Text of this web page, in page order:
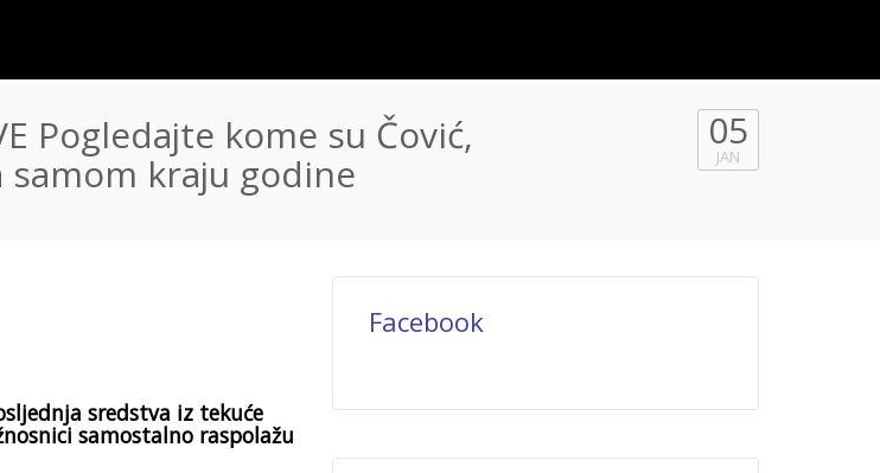
Pogledajte kome su Čović,
kraju godine
05
JAN
sredstva iz tekuće
samostalno raspolažu
Facebook